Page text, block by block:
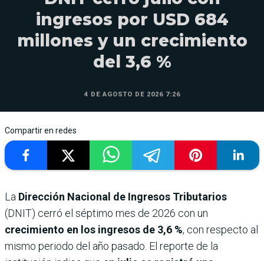
ingresos por USD 684
millones y un crecimiento
del 3,6 %
4 DE AGOSTO DE 2026 7:26
Compartir en redes
La Dirección Nacional de Ingresos Tributarios
(DNIT) cerró el séptimo mes de 2026 con un
crecimiento en los ingresos de 3,6 %, con respecto al
mismo periodo del año pasado. El reporte de la